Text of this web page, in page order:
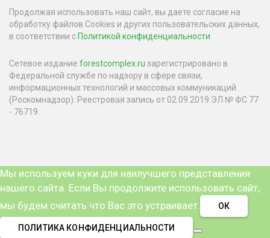
Продолжая использовать наш сайт, вы даете согласие на
обработку файлов Cookies и других пользовательских данных,
в соответствии с Политикой конфиденциальности.
Сетевое издание forestcomplex.ru зарегистрировано в
Федеральной службе по надзору в сфере связи,
информационных технологий и массовых коммуникаций
(Роскомнадзор). Реестровая запись от 02.09.2019 ЭЛ № ФС 77
- 76719.
Мы используем куки для наилучшего представления
нашего сайта. Если Вы продолжите использовать сайт,
мы будем считать что Вас это устраивает.
ОК
ПОЛИТИКА КОНФИДЕНЦИАЛЬНОСТИ